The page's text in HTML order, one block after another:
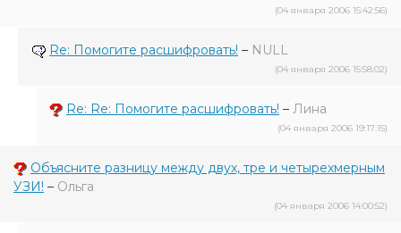
(04 января 2006 15:42:56)
Re: Помогите расшифровать! – NULL
(04 января 2006 15:58:02)
Re: Re: Помогите расшифровать! – Лина
(04 января 2006 19:17:15)
Объясните разницу между двух, тре и четырехмерным
УЗИ! – Ольга
(04 января 2006 14:00:52)